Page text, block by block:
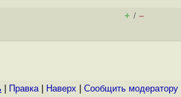
+ / –
Правка| Наверх Cообщить модератору